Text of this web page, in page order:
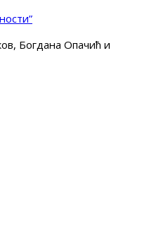
Богдана Опачић и